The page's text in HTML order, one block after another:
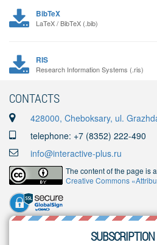
BibTeX
LaTeX / BibTeX (.bib)
RIS
Research Information Systems (.ris)
CONTACTS
428000, Cheboksary, ul.
telephone: +7 (8352) 222-490
info@interactive-plus.ru
The content of the page is
Creative Commons